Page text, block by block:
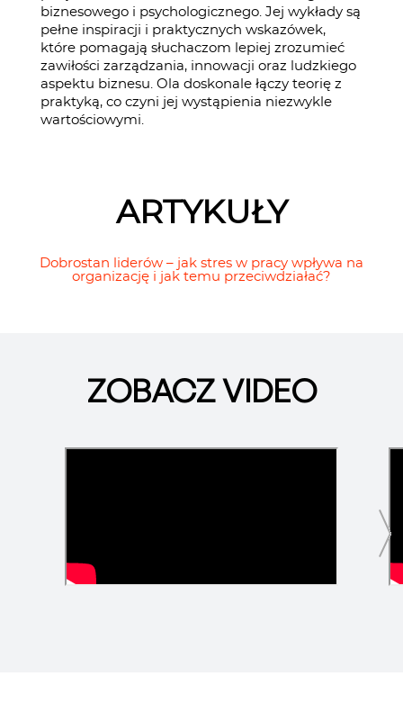
biznesowego i psychologicznego. Jej wykłady są
pełne inspiracji i praktycznych wskazówek,
które pomagają słuchaczom lepiej zrozumieć
zawiłości zarządzania, innowacji oraz ludzkiego
aspektu biznesu. Ola doskonale łączy teorię z
praktyką, co czyni jej wystąpienia niezwykle
wartościowymi.
ARTYKUŁY
Dobrostan liderów – jak stres w pracy wpływa na
organizację i jak temu przeciwdziałać?
ZOBACZ VIDEO